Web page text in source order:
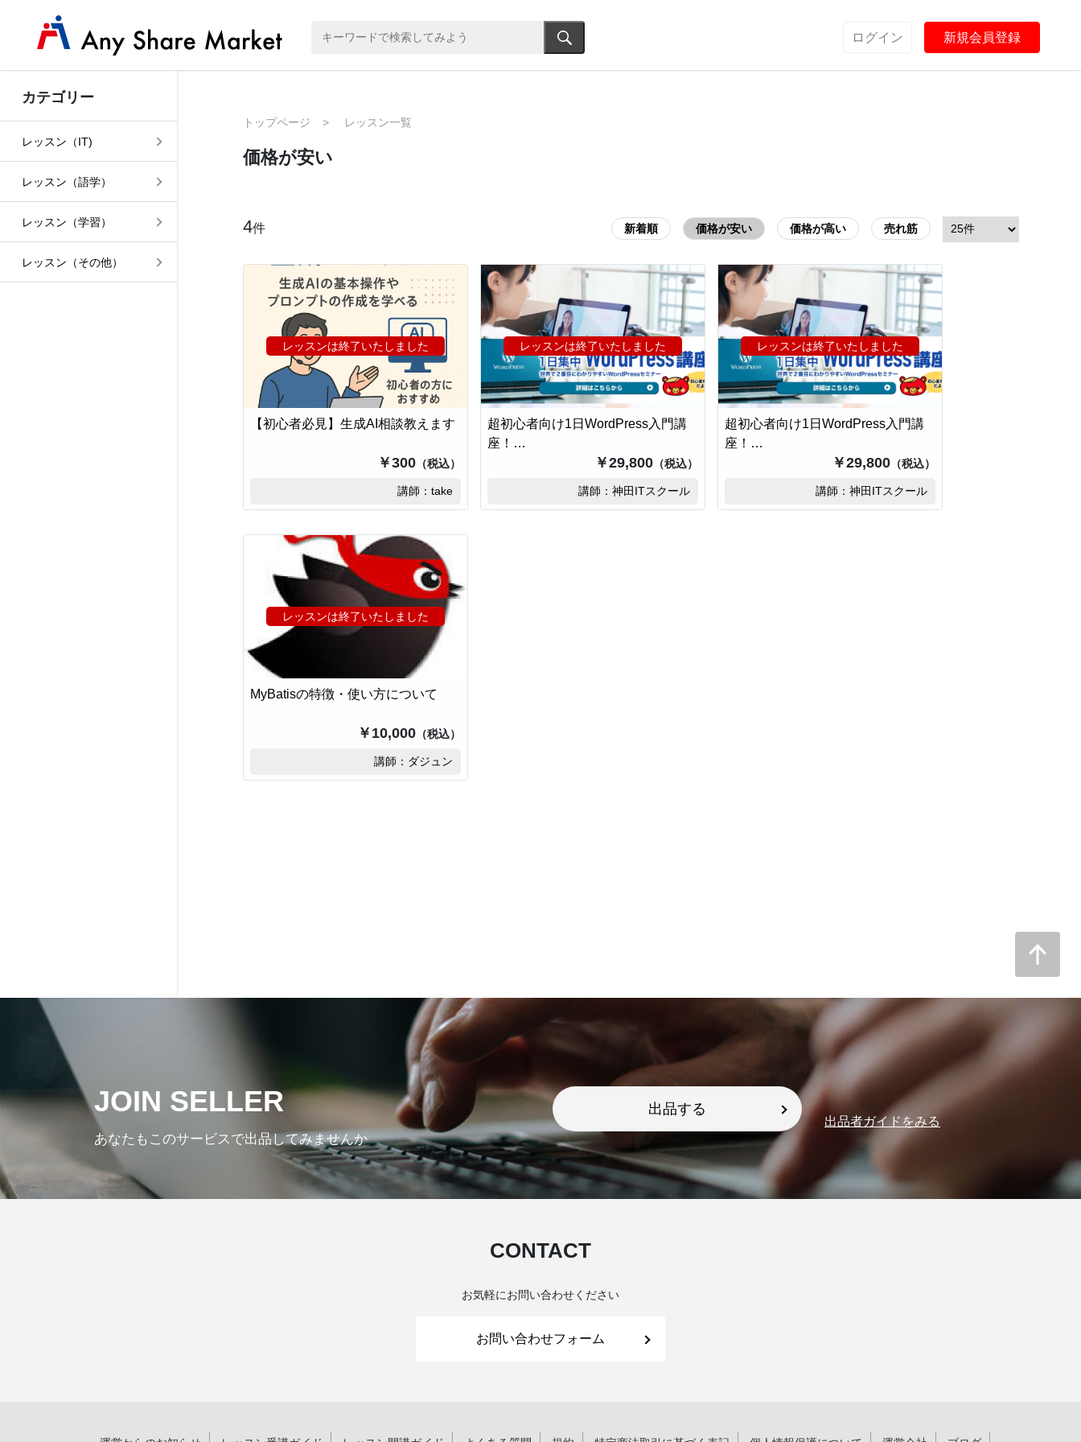
ログイン 新規会員登録
カテゴリー
レッスン（IT)
レッスン（語学）
レッスン（学習）
レッスン（その他）
トップページ レッスン一覧
価格が安い
4件 新着順 価格が安い 価格が高い 売れ筋
レッスンは終了いたしました
【初心者必見】生成AI相談教えます
￥300 （税込）
講師：take
レッスンは終了いたしました
超初心者向け1日WordPress入門講
座！…
￥29,800 （税込）
講師：神田ITスクール
レッスンは終了いたしました
超初心者向け1日WordPress入門講
座！…
￥29,800 （税込）
講師：神田ITスクール
レッスンは終了いたしました
MyBatisの特徴・使い方について
￥10,000 （税込）
講師：ダジュン
JOIN SELLER
あなたもこのサービスで出品してみませんか
出品する
出品者ガイドをみる
CONTACT
お気軽にお問い合わせください
お問い合わせフォーム